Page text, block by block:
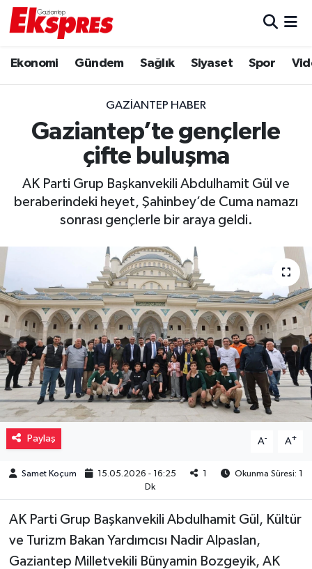
Ekonomi Gündem Sağlık Siyaset Spor
GAZIANTEP HABER
Gaziantep’te gençlerle
çifte buluşma
AK Parti Grup Başkanvekili Abdulhamit Gül ve
beraberindeki heyet, Şahinbey’de Cuma namazı
sonrası gençlerle bir araya geldi.
Paylaş A- A+
Samet Koçum 15.05.2026 - 16:25 1
Okunma Süresi: 1
Dk
AK Parti Grup Başkanvekili Abdulhamit Gül, Kültür
ve Turizm Bakan Yardımcısı Nadir Alpaslan,
Gaziantep Milletvekili Bünyamin Bozgeyik, AK
Ekonomi
Gaziantep son dakika
Gündem
Kültür Sanat
Magazin
Müzik
Piyasa
Resmi İlanlar
Sağlık
Sinemalar
Siyaset
Trafik Durumu
Puan Durumu ve Fikstür
Tüm Manşetler
Son Dakika Haberleri